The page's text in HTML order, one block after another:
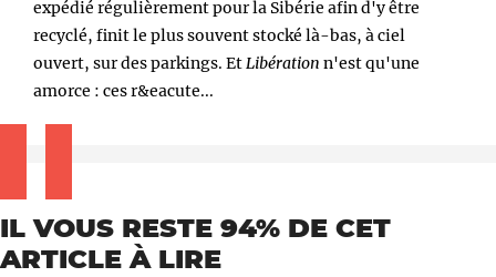
expédié régulièrement pour la Sibérie afin d'y être
recyclé, finit le plus souvent stocké là-bas, à ciel
ouvert, sur des parkings. EtLibération n'est qu'une
amorce : ces r&eacute...
IL VOUS RESTE 94% DE CET
ARTICLE À LIRE